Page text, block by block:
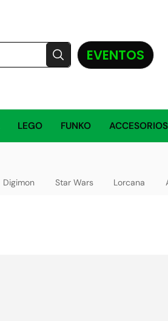
EVENTOS
LEGO FUNKO ACCESORIOS
Digimon Star Wars Lorcana